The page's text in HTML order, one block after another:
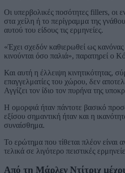
Οι υπερβολικές ποσότητες fillers, οι
στα χείλη ή το περίγραμμα της
αυτού του είδους τις ερμηνείες.
«Έχει σχεδόν καθιερωθεί ως
κινούνται όσο παλιά», παρατηρεί ο
Και αυτή η έλλειψη κινητικότητας,
επαγγελματίες του χώρου, δεν
Αγγίζει τον ίδιο τον πυρήνα της
Η ομορφιά ήταν πάντοτε βασικό
εξίσου σημαντική ήταν και η
συναίσθημα.
Το ερώτημα που τίθεται πλέον είναι
τελικά σε λιγότερο πειστικές
Από τη Μάρλεν Ντίτριχ